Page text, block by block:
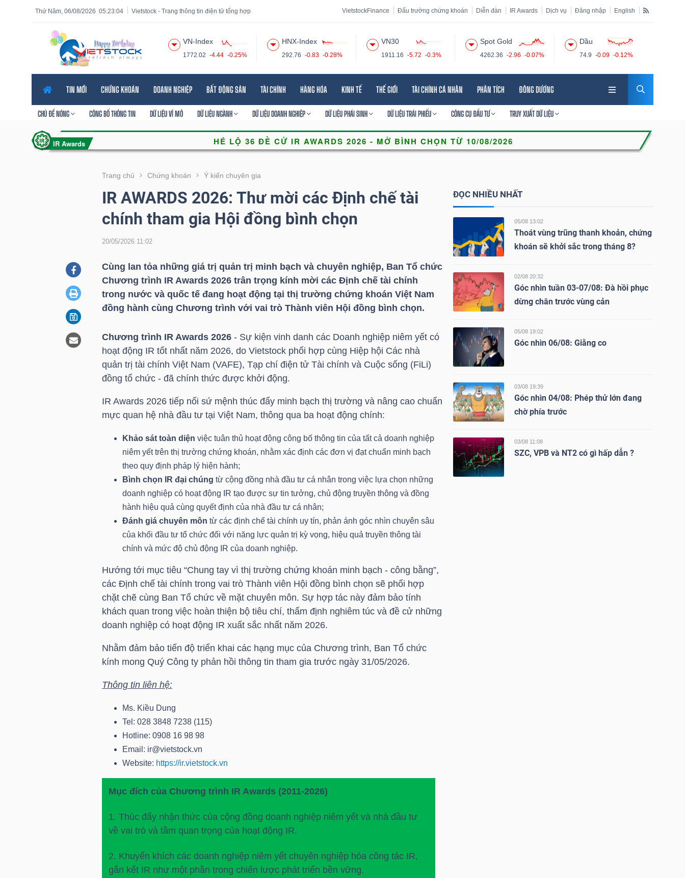
05:23:05
Thứ Năm, 06/08/2026 Vietstock - Trang thông tin điện tử tổng hợp VietstockFinance Đấu trường chứng khoán Diễn đàn IR Awards Dịch vụ Đăng nhập English
VN-Index
1772.02 -4.44 -0.25%
HNX-Index
292.76 -0.83 -0.28%
VN30
1911.16 -5.72 -0.3%
Spot Gold
4262.36 -2.96 -0.07%
Dầu
74.9 -0.09 -0.12%
TIN MỚI CHỨNG KHOÁN DOANH NGHIỆP BẤT ĐỘNG SẢN TÀI CHÍNH HÀNG HÓA KINH TẾ THẾ GIỚI TÀI CHÍNH CÁ NHÂN PHÂN TÍCH ĐÔNG DƯƠNG
CHỦ ĐỀ NÓNG CÔNG BỐ THÔNG TIN DỮ LIỆU VĨ MÔ DỮ LIỆU NGÀNH DỮ LIỆU DOANH NGHIỆP DỮ LIỆU PHÁI SINH DỮ LIỆU TRÁI PHIẾU CÔNG CỤ ĐẦU TƯ TRUY XUẤT DỮ LIỆU
Trang chủ Chứng khoán Ý kiến chuyên gia
IR AWARDS 2026: Thư mời các Định chế tài
chính tham gia Hội đồng bình chọn
20/05/2026 11:02
Cùng lan tỏa những giá trị quản trị minh bạch và chuyên nghiệp, Ban Tổ chức
Chương trình IR Awards 2026 trân trọng kính mời các Định chế tài chính
trong nước và quốc tế đang hoạt động tại thị trường chứng khoán Việt Nam
đồng hành cùng Chương trình với vai trò Thành viên Hội đồng bình chọn.
Chương trình IR Awards 2026- Sự kiện vinh danh các Doanh nghiệp niêm yết có
hoạt động IR tốt nhất năm 2026, do Vietstock phối hợp cùng Hiệp hội Các nhà
quản trị tài chính Việt Nam (VAFE), Tạp chí điện tử Tài chính và Cuộc sống (FiLi)
đồng tổ chức - đã chính thức được khởi động.
IR Awards 2026 tiếp nối sứ mệnh thúc đẩy minh bạch thị trường và nâng cao chuẩn
mực quan hệ nhà đầu tư tại Việt Nam, thông qua ba hoạt động chính:
Khảo sát toàn diện việc tuân thủ hoạt động công bố thông tin của tất cả doanh nghiệp
niêm yết trên thị trường chứng khoán, nhằm xác định các đơn vị đạt chuẩn minh bạch
theo quy định pháp lý hiện hành;
Bình chọn IR đại chúng từ cộng đồng nhà đầu tư cá nhân trong việc lựa chọn những
doanh nghiệp có hoạt động IR tạo được sự tin tưởng, chủ động truyền thông và đồng
hành hiệu quả cùng quyết định của nhà đầu tư cá nhân;
Đánh giá chuyên môn từ các định chế tài chính uy tín, phản ánh góc nhìn chuyên sâu
của khối đầu tư tổ chức đối với năng lực quản trị kỳ vọng, hiệu quả truyền thông tài
chính và mức độ chủ động IR của doanh nghiệp.
Hướng tới mục tiêu “Chung tay vì thị trường chứng khoán minh bạch - công bằng”,
các Định chế tài chính trong vai trò Thành viên Hội đồng bình chọn sẽ phối hợp
chặt chẽ cùng Ban Tổ chức về mặt chuyên môn. Sự hợp tác này đảm bảo tính
khách quan trong việc hoàn thiện bộ tiêu chí, thẩm định nghiêm túc và đề cử những
doanh nghiệp có hoạt động IR xuất sắc nhất năm 2026.
Nhằm đảm bảo tiến độ triển khai các hạng mục của Chương trình, Ban Tổ chức
kính mong Quý Công ty phản hồi thông tin tham gia trước ngày 31/05/2026.
Thông tin liên hệ:
Ms. Kiều Dung
Tel: 028 3848 7238 (115)
Hotline: 0908 16 98 98
Email: ir@vietstock.vn
Website: https://ir.vietstock.vn
Mục đích của Chương trình IR Awards (2011-2026)
1. Thúc đẩy nhận thức của cộng đồng doanh nghiệp niêm yết và nhà đầu tư
về vai trò và tầm quan trọng của hoạt động IR.
2. Khuyến khích các doanh nghiệp niêm yết chuyên nghiệp hóa công tác IR,
gắn kết IR như một phần trong chiến lược phát triển bền vững.
ĐỌC NHIỀU NHẤT
05/08 13:02
Thoát vùng trũng thanh khoản, chứng
khoán sẽ khởi sắc trong tháng 8?
02/08 20:32
Góc nhìn tuần 03-07/08: Đà hồi phục
dừng chân trước vùng cản
05/08 19:02
Góc nhìn 06/08: Giằng co
03/08 19:39
Góc nhìn 04/08: Phép thử lớn đang
chờ phía trước
03/08 11:08
SZC, VPB và NT2 có gì hấp dẫn ?
Tính năng
năng
VIETSTOCK